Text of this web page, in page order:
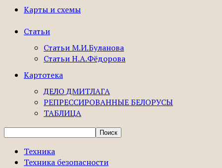
Карты и схемы
Статьи
Статьи М.И.Буланова
Статьи Н.А.Фёдорова
Картотека
ДЕЛО ДМИТЛАГА
РЕПРЕССИРОВАННЫЕ БЕЛОРУСЫ
ТАБЛИЦА
Техника
Техника безопасности